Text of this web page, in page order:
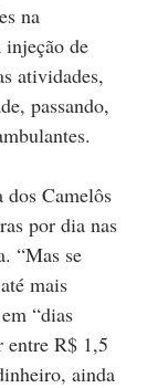
na
injeção de
atividades,
passando,
Camelôs
por dia nas
“Mas se
mais
“dias
entre R$ 1,5
ainda